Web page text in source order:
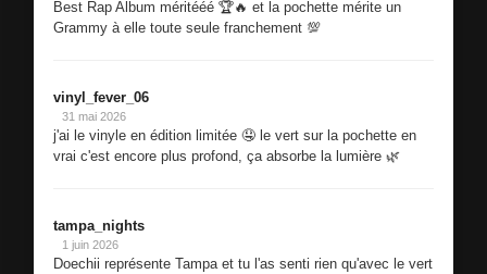
Best Rap Album méritééé 🏆🔥 et la pochette mérite un
Grammy à elle toute seule franchement 💯
vinyl_fever_06
31 mai 2026
j'ai le vinyle en édition limitée 🤤 le vert sur la pochette en
vrai c'est encore plus profond, ça absorbe la lumière 🌿
tampa_nights
1 juin 2026
Doechii représente Tampa et tu l'as senti rien qu'avec le vert